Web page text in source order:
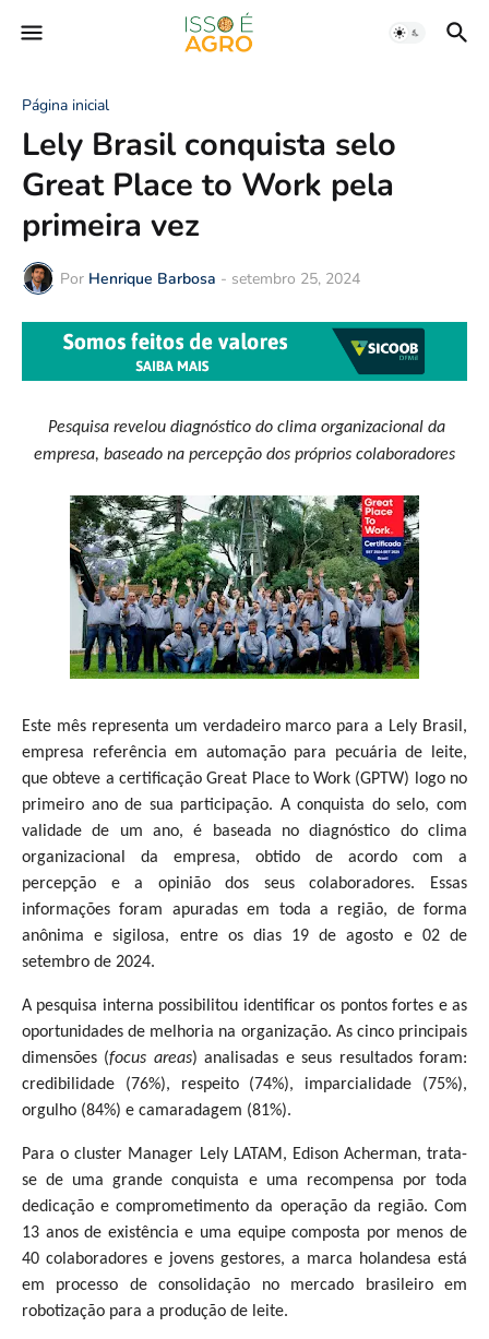
Página inicial
Lely Brasil conquista selo
Great Place to Work pela
primeira vez
Por Henrique Barbosa - setembro 25, 2024
Pesquisa revelou diagnóstico do clima organizacional da
empresa, baseado na percepção dos próprios colaboradores
Este mês representa um verdadeiro marco para a Lely Brasil,
empresa referência em automação para pecuária de leite,
que obteve a certificação Great Place to Work (GPTW) logo no
primeiro ano de sua participação. A conquista do selo, com
validade de um ano, é baseada no diagnóstico do clima
organizacional da empresa, obtido de acordo com a
percepção e a opinião dos seus colaboradores. Essas
informações foram apuradas em toda a região, de forma
anônima e sigilosa, entre os dias 19 de agosto e 02 de
setembro de 2024.
A pesquisa interna possibilitou identificar os pontos fortes e as
oportunidades de melhoria na organização. As cinco principais
dimensões (focus areas) analisadas e seus resultados foram:
credibilidade (76%), respeito (74%), imparcialidade (75%),
orgulho (84%) e camaradagem (81%).
Para o cluster Manager Lely LATAM, Edison Acherman, trata-
se de uma grande conquista e uma recompensa por toda
dedicação e comprometimento da operação da região. Com
13 anos de existência e uma equipe composta por menos de
40 colaboradores e jovens gestores, a marca holandesa está
em processo de consolidação no mercado brasileiro em
robotização para a produção de leite.